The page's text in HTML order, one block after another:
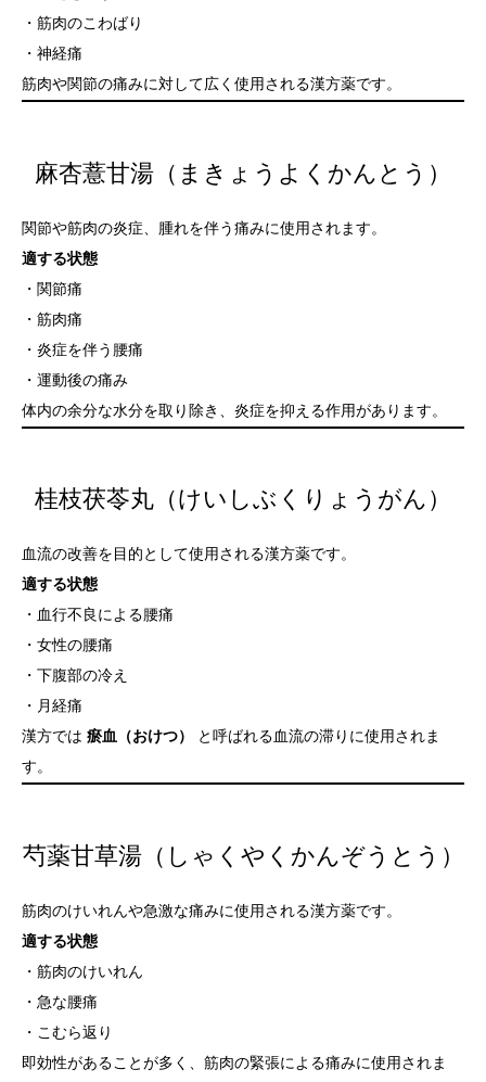
・筋肉のこわばり
・神経痛
筋肉や関節の痛みに対して広く使用される漢方薬です。
麻杏薏甘湯（まきょうよくかんとう）
関節や筋肉の炎症、腫れを伴う痛みに使用されます。
適する状態
・関節痛
・筋肉痛
・炎症を伴う腰痛
・運動後の痛み
体内の余分な水分を取り除き、炎症を抑える作用があります。
桂枝茯苓丸（けいしぶくりょうがん）
血流の改善を目的として使用される漢方薬です。
適する状態
・血行不良による腰痛
・女性の腰痛
・下腹部の冷え
・月経痛
漢方では 瘀血（おけつ）
と呼ばれる血流の滞りに使用されま
す。
芍薬甘草湯（しゃくやくかんぞうとう）
筋肉のけいれんや急激な痛みに使用される漢方薬です。
適する状態
・筋肉のけいれん
・急な腰痛
・こむら返り
即効性があることが多く、筋肉の緊張による痛みに使用されま